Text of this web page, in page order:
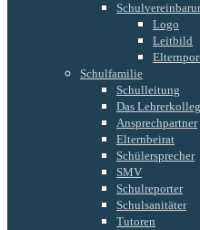
Logo
Leitbild
Schulfamilie
Schulleitung
Das
Ansprechpartner
Elternbeirat
Schülersprecher
SMV
Schulreporter
Schulsanitäter
Tutoren